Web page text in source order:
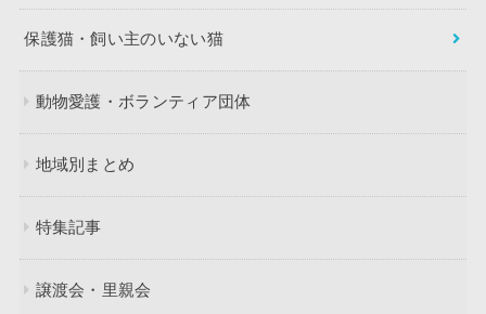
保護猫・飼い主のいない猫
動物愛護・ボランティア団体
地域別まとめ
特集記事
譲渡会・里親会